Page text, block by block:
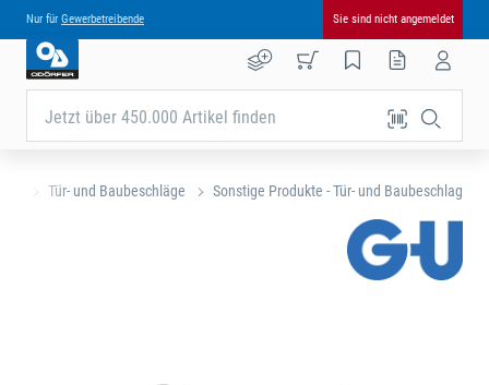
Nur für Gewerbetreibende Sie sind nicht angemeldet
Jetzt über 450.000 Artikel finden
Tür- und Baubeschläge Sonstige Produkte - Tür- und Baubeschlag